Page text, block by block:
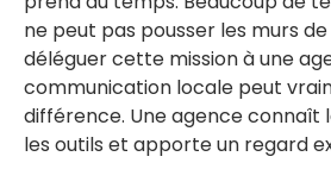
ne peut pas pousser les murs
déléguer cette mission à une
communication locale peut
différence. Une agence connaît
les outils et apporte un regard